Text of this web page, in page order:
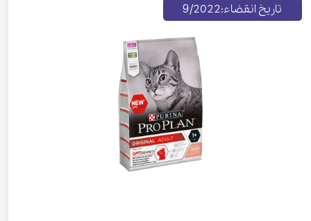
تاریخ انقضاء:9/2022